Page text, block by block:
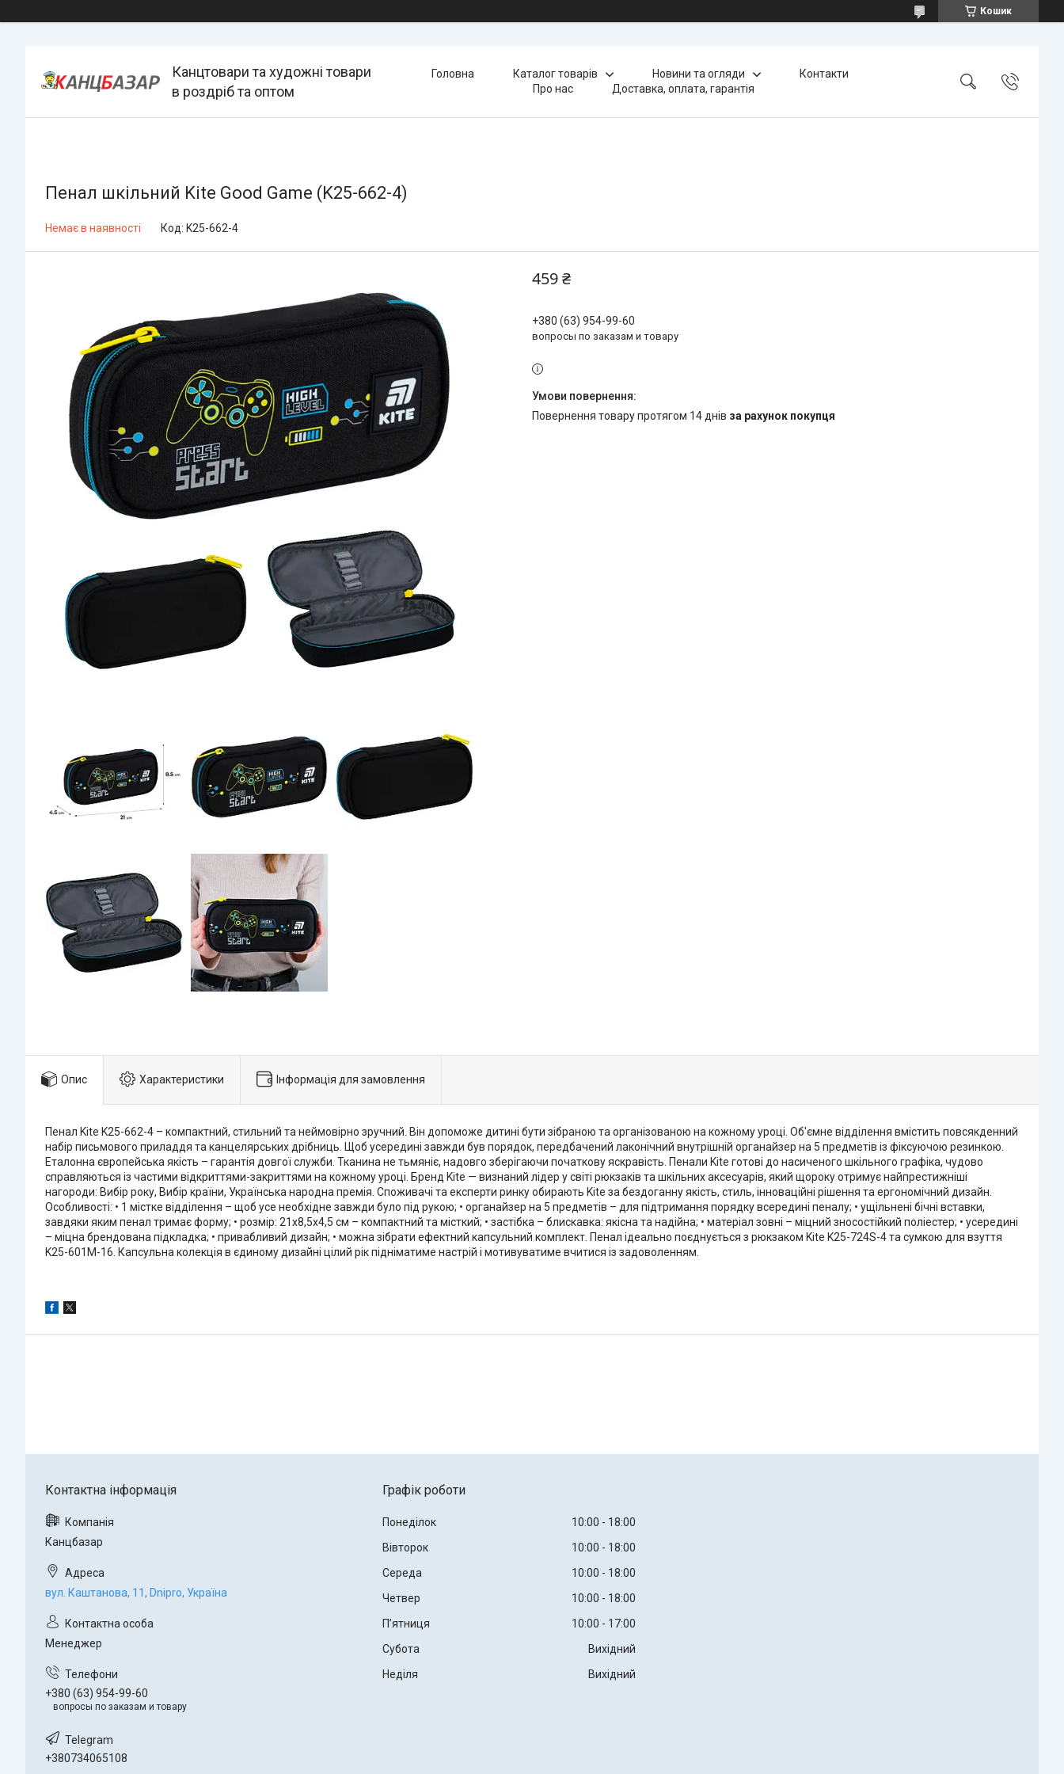
Кошик
Канцтовари та художні товари
в роздріб та оптом
Головна Каталог товарів Новини та огляди
Контакти
Про нас
Доставка, оплата, гарантія
Пенал шкільний Kite Good Game (K25-662-4)
Немає в наявності Код: K25-662-4
459 ₴
+380 (63) 954-99-60
вопросы по заказам и товару
повернення товару протягом 14 днів за рахунок покупця
Опис Характеристики Інформація для замовлення
Пенал Kite K25-662-4 – компактний, стильний та неймовірно зручний. Він допоможе дитині бути зібраною та організованою на кожному уроці. Об'ємне відділення вмістить повсякденний
набір письмового приладдя та канцелярських дрібниць. Щоб усередині завжди був порядок, передбачений лаконічний внутрішній органайзер на 5 предметів із фіксуючою резинкою.
Еталонна європейська якість – гарантія довгої служби. Тканина не тьмяніє, надовго зберігаючи початкову яскравість. Пенали Kite готові до насиченого шкільного графіка, чудово
справляються із частими відкриттями-закриттями на кожному уроці. Бренд Kite — визнаний лідер у світі рюкзаків та шкільних аксесуарів, який щороку отримує найпрестижніші
нагороди: Вибір року, Вибір країни, Українська народна премія. Споживачі та експерти ринку обирають Kite за бездоганну якість, стиль, інноваційні рішення та ергономічний дизайн.
Особливості: • 1 містке відділення – щоб усе необхідне завжди було під рукою; • органайзер на 5 предметів – для підтримання порядку всередині пеналу; • ущільнені бічні вставки,
завдяки яким пенал тримає форму; • розмір: 21х8,5х4,5 см – компактний та місткий; • застібка – блискавка: якісна та надійна; • матеріал зовні – міцний зносостійкий поліестер; • усередині
– міцна брендована підкладка; • привабливий дизайн; • можна зібрати ефектний капсульний комплект. Пенал ідеально поєднується з рюкзаком Kite K25-724S-4 та сумкою для взуття
K25-601M-16. Капсульна колекція в єдиному дизайні цілий рік підніматиме настрій і мотивуватиме вчитися із задоволенням.
Канцбазар
вул. Каштанова, 11, Dnipro, Україна
Менеджер
+380 (63) 954-99-60
вопросы по заказам и товару
+380734065108
Графік роботи
Понеділок 10:00
18:00
Вівторок
10:00
18:00
Середа
10:00
18:00
Четвер
10:00
18:00
Пʼятниця
10:00
17:00
Субота
Вихідний
Неділя
Вихідний